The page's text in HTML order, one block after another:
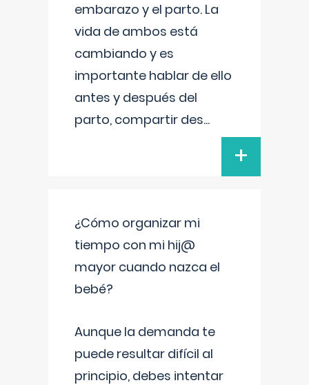
embarazo y el parto. La
vida de ambos está
cambiando y es
importante hablar de ello
antes y después del
parto, compartir des...
+
¿Cómo organizar mi
tiempo con mi hij@
mayor cuando nazca el
bebé?
Aunque la demanda te
puede resultar difícil al
principio, debes intentar